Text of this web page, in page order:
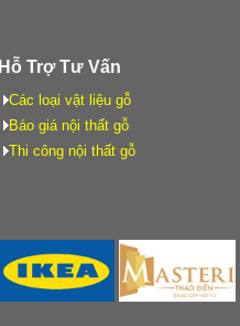
Hỗ Trợ Tư Vấn
Các loại vật liệu gỗ
Báo giá nội thất gỗ
Thi công nội thất gỗ